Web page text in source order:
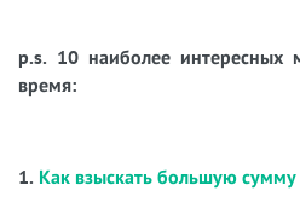
p.s. 10 наиболее интересных
время:
1. Как взыскать большую сумму